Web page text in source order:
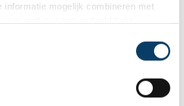
informatie mogelijk combineren met
je bijvoorbeeld gaan snorkelen,
Flic en Flac ligt een heel leuk